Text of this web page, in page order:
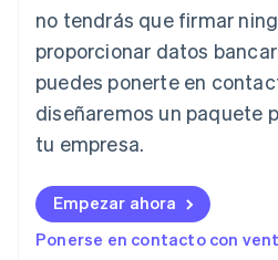
no tendrás que firmar
proporcionar datos
puedes ponerte en
diseñaremos un paquete
tu empresa.
Empezar ahora
Ponerse en contacto con
Italia
ItalianoEnglish
Japón
日本語 English
Letonia
Liechtenstein
Lituania
English
Luxemburgo